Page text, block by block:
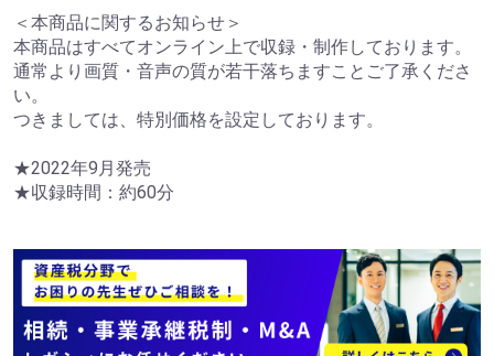
＜本商品に関するお知らせ＞
本商品はすべてオンライン上で収録・制作しております。
通常より画質・音声の質が若干落ちますことご了承くださ
い。
つきましては、特別価格を設定しております。
★2022年9月発売
★収録時間：約60分